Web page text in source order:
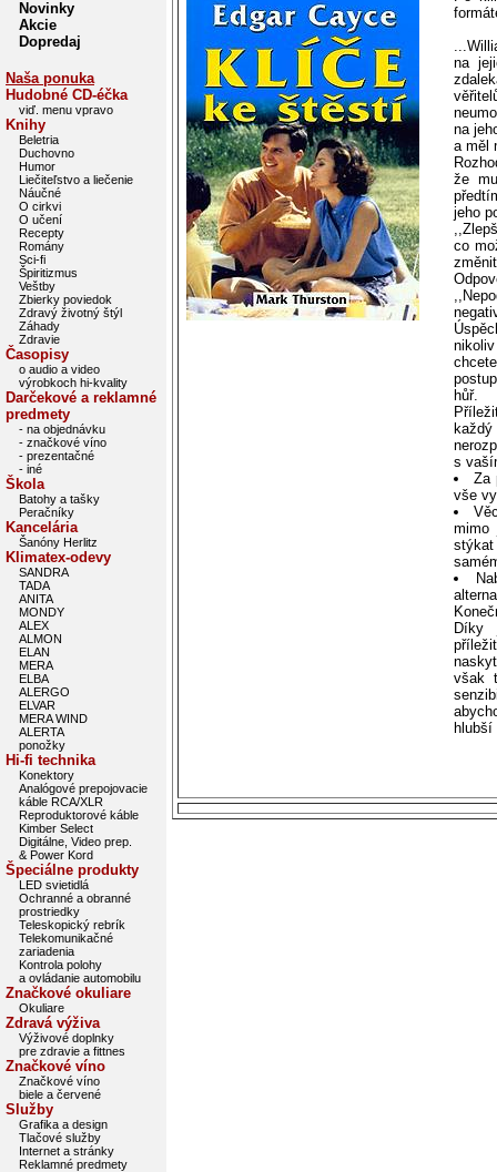
Novinky
Akcie
Dopredaj
Naša ponuka
Hudobné CD-éčka
viď. menu vpravo
Knihy
Beletria
Duchovno
Humor
Liečiteľstvo a liečenie
Náučné
O cirkvi
O učení
Recepty
Romány
Sci-fi
Špiritizmus
Veštby
Zbierky poviedok
Zdravý životný štýl
Záhady
Zdravie
Časopisy
o audio a video
výrobkoch hi-kvality
Darčekové a reklamné
predmety
- na objednávku
- značkové víno
- prezentačné
- iné
Škola
Batohy a tašky
Peračníky
Kancelária
Šanóny Herlitz
Klimatex-odevy
SANDRA
TADA
ANITA
MONDY
ALEX
ALMON
ELAN
MERA
ELBA
ALERGO
ELVAR
MERA WIND
ALERTA
ponožky
Hi-fi technika
Konektory
Analógové prepojovacie
káble RCA/XLR
Reproduktorové káble
Kimber Select
Digitálne, Video prep.
& Power Kord
Špeciálne produkty
LED svietidlá
Ochranné a obranné
prostriedky
Teleskopický rebrík
Telekomunikačné
zariadenia
Kontrola polohy
a ovládanie automobilu
Značkové okuliare
Okuliare
Zdravá výživa
Výživové doplnky
pre zdravie a fittnes
Značkové víno
Značkové víno
biele a červené
Služby
Grafika a design
Tlačové služby
Internet a stránky
Reklamné predmety
na
na
a měl
že
jeho
co
hůř.
s
Za
vše
mimo
Díky
však